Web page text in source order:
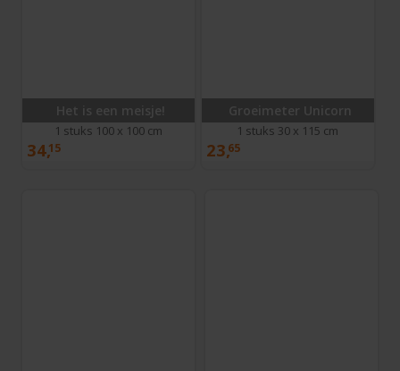
Het is een meisje!
1 stuks 100 x 100 cm
34,15
Groeimeter Unicorn
1 stuks 30 x 115 cm
23,65